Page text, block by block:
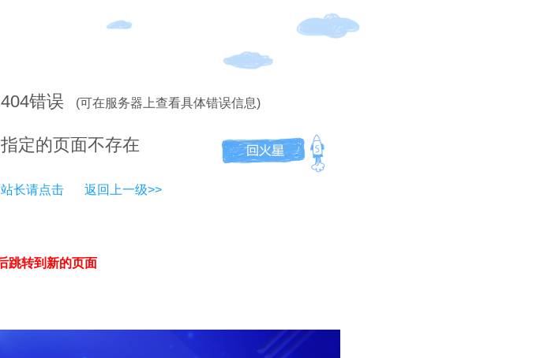
404错误 (可在服务器上查看具体错误信息)
指定的页面不存在
站长请点击 返回上一级>>